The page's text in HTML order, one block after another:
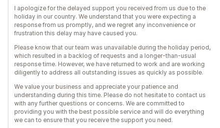
I apologize for the delayed support you received from us due to the
holiday in our country. We understand that you were expecting a
response from us promptly, and we regret any inconvenience or
frustration this delay may have caused you.
Please know that our team was unavailable during the holiday period,
which resulted in a backlog of requests and a longer-than-usual
response time. However, we have returned to work and are working
diligently to address all outstanding issues as quickly as possible.
We value your business and appreciate your patience and
understanding during this time. Please do not hesitate to contact us
with any further questions or concerns. We are committed to
providing you with the best possible service and will do everything
we can to ensure that you receive the support you need.